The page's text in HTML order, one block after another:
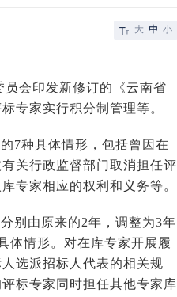
大 中 小
会印发新修订的《云南省
专家实行积分制管理等。
7种具体情形，包括曾因在
关行政监督部门取消担任评
专家相应的权利和义务等。
别由原来的2年，调整为3年
体情形。对在库专家开展履
选派招标人代表的相关规
标专家同时担任其他专家库